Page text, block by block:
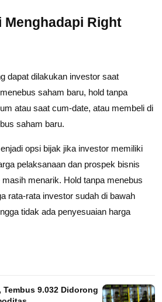
Menghadapi Right
dapat dilakukan investor saat
saham baru, hold tanpa
atau saat cum-date, atau membeli di
saham baru.
opsi bijak jika investor memiliki
pelaksanaan dan prospek bisnis
menarik. Hold tanpa menebus
rata-rata investor sudah di bawah
tidak ada penyesuaian harga
Tembus 9.032 Didorong